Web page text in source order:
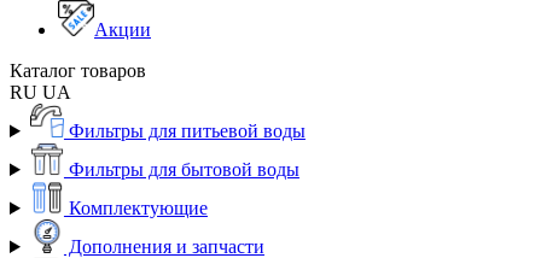
Акции
Каталог товаров
RU UA
Фильтры для питьевой воды
Фильтры для бытовой воды
Комплектующие
Дополнения и запчасти